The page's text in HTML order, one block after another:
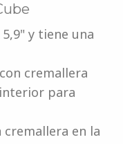
y tiene una
cremallera
para
en la